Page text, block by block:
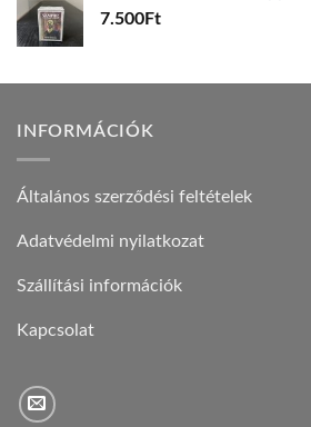
7.500Ft
INFORMÁCIÓK
Általános szerződési feltételek
Adatvédelmi nyilatkozat
Szállítási információk
Kapcsolat